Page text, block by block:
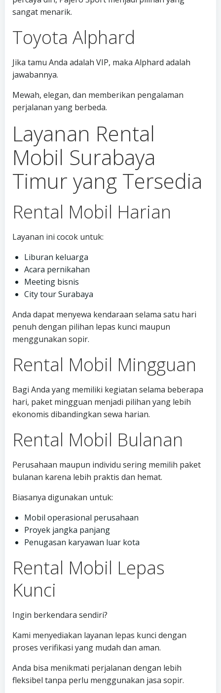
sangat menarik.
Toyota Alphard
Jika tamu Anda adalah VIP, maka Alphard adalah
jawabannya.
Mewah, elegan, dan memberikan pengalaman
perjalanan yang berbeda.
Layanan Rental
Mobil Surabaya
Timur yang Tersedia
Rental Mobil Harian
Layanan ini cocok untuk:
Liburan keluarga
Acara pernikahan
Meeting bisnis
City tour Surabaya
Anda dapat menyewa kendaraan selama satu hari
penuh dengan pilihan lepas kunci maupun
menggunakan sopir.
Rental Mobil Mingguan
Bagi Anda yang memiliki kegiatan selama beberapa
hari, paket mingguan menjadi pilihan yang lebih
ekonomis dibandingkan sewa harian.
Rental Mobil Bulanan
Perusahaan maupun individu sering memilih paket
bulanan karena lebih praktis dan hemat.
Biasanya digunakan untuk:
Mobil operasional perusahaan
Proyek jangka panjang
Penugasan karyawan luar kota
Rental Mobil Lepas
Kunci
Ingin berkendara sendiri?
Kami menyediakan layanan lepas kunci dengan
proses verifikasi yang mudah dan aman.
Anda bisa menikmati perjalanan dengan lebih
fleksibel tanpa perlu menggunakan jasa sopir.